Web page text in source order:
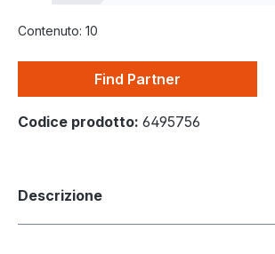
Contenuto: 10
Find Partner
Codice prodotto: 6495756
Descrizione